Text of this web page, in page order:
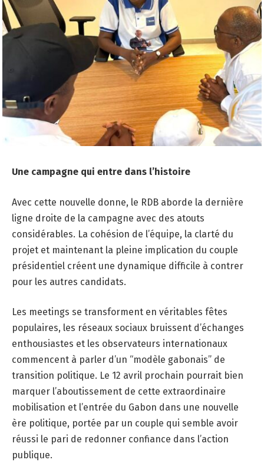
Une campagne qui entre dans l’histoire
Avec cette nouvelle donne, le RDB aborde la dernière
ligne droite de la campagne avec des atouts
considérables. La cohésion de l’équipe, la clarté du
projet et maintenant la pleine implication du couple
présidentiel créent une dynamique difficile à contrer
pour les autres candidats.
Les meetings se transforment en véritables fêtes
populaires, les réseaux sociaux bruissent d’échanges
enthousiastes et les observateurs internationaux
commencent à parler d’un “modèle gabonais” de
transition politique. Le 12 avril prochain pourrait bien
marquer l’aboutissement de cette extraordinaire
mobilisation et l’entrée du Gabon dans une nouvelle
ère politique, portée par un couple qui semble avoir
réussi le pari de redonner confiance dans l’action
publique.